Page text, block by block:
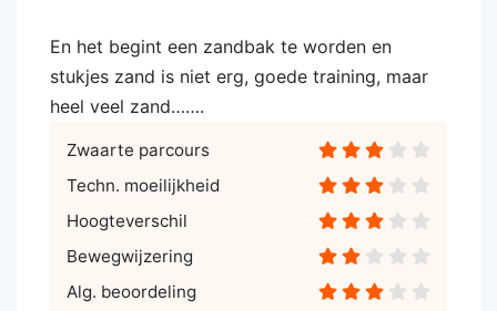
En het begint een zandbak te worden en
stukjes zand is niet erg, goede training, maar
heel veel zand…….
Zwaarte parcours
Techn. moeilijkheid
Hoogteverschil
Bewegwijzering
Alg. beoordeling